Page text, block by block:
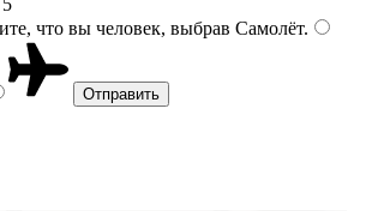
что вы человек, выбрав Самолёт.